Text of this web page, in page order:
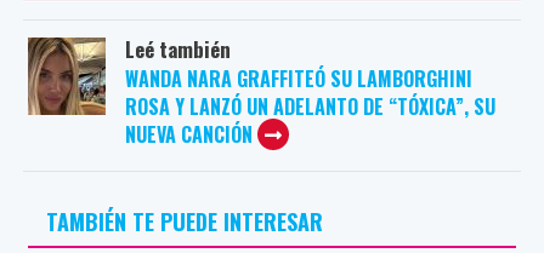
Leé también
WANDA NARA GRAFFITEÓ SU LAMBORGHINI
ROSA Y LANZÓ UN ADELANTO DE “TÓXICA”, SU
NUEVA CANCIÓN
TAMBIÉN TE PUEDE INTERESAR